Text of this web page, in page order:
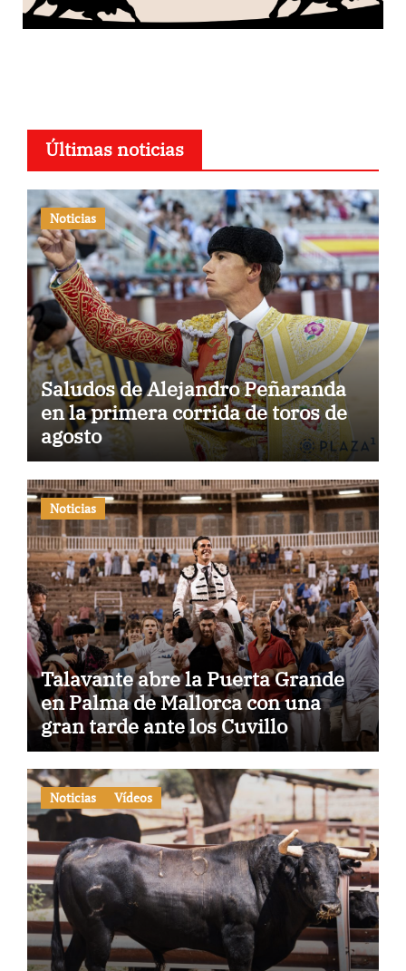
Últimas noticias
Noticias
Saludos de Alejandro Peñaranda
en la primera corrida de toros de
agosto
Noticias
Talavante abre la Puerta Grande
en Palma de Mallorca con una
gran tarde ante los Cuvillo
Noticias Vídeos